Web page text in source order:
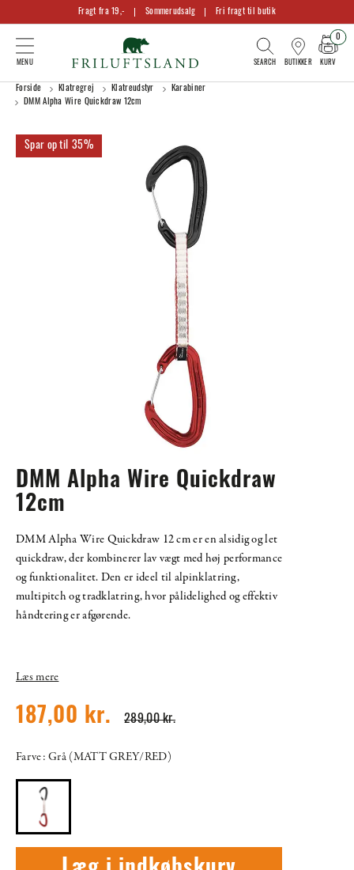
Fragt fra 19,- Sommerudsalg Fri fragt til butik
BUTIKKER KURV
0
Forside Klatregrej Klatreudstyr
Karabiner
DMM Alpha Wire Quickdraw 12cm
35%
DMM Alpha Wire Quickdraw
12cm
DMM Alpha Wire Quickdraw 12 cm er en alsidig og let
quickdraw, der kombinerer lav vægt med høj performance
og funktionalitet. Den er ideel til alpinklatring,
multipitch og tradklatring, hvor pålidelighed og effektiv
håndtering er afgørende.
Læs mere
289,00 kr.
187,00 kr.
Farve: Grå (MATT GREY/RED)